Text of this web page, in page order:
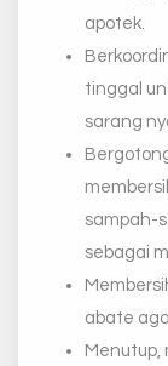
apotek.
tinggal
sarang
sampah-
sebagai
abate
Menutup,